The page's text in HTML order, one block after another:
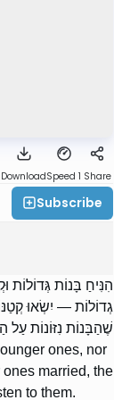
DownloadSpeed 1 Share
Subscribe
הִנִּיחַ בָּנוֹת גְּדוֹלוֹת
גְדוֹלוֹת — יִשְׂאוּ
שֶׁהַבָּנוֹת נִזּוֹנוֹת עַל
ones, nor
married, the
to them.